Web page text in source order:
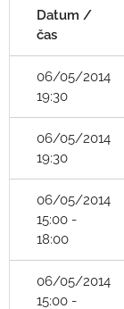
Datum /
čas
06/05/2014
19:30
06/05/2014
19:30
06/05/2014
15:00 -
18:00
06/05/2014
15:00 -